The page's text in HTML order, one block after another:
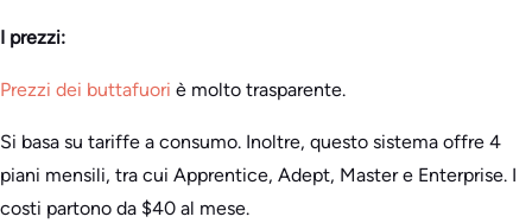
I prezzi:
Prezzi dei buttafuori è molto trasparente.
Si basa su tariffe a consumo. Inoltre, questo sistema offre 4
piani mensili, tra cui Apprentice, Adept, Master e Enterprise. I
costi partono da $40 al mese.